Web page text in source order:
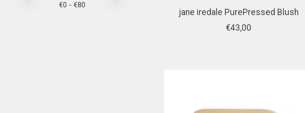
€0 - €80
jane iredale PurePressed Blush
€43,00